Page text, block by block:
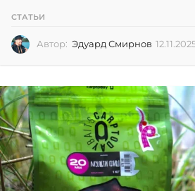
СТАТЬИ
Автор: Эдуард Смирнов